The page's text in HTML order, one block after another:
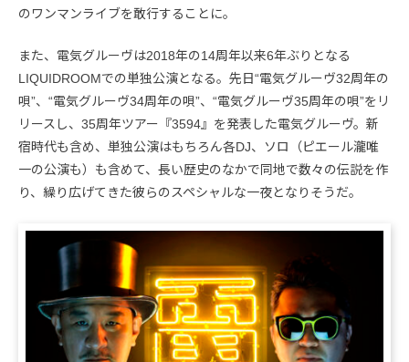
のワンマンライブを敢行することに。
また、電気グルーヴは2018年の14周年以来6年ぶりとなる
LIQUIDROOMでの単独公演となる。先日“電気グルーヴ32周年の
唄”、“電気グルーヴ34周年の唄”、“電気グルーヴ35周年の唄”をリ
リースし、35周年ツアー『3594』を発表した電気グルーヴ。新
宿時代も含め、単独公演はもちろん各DJ、ソロ（ピエール瀧唯
一の公演も）も含めて、長い歴史のなかで同地で数々の伝説を作
り、繰り広げてきた彼らのスペシャルな一夜となりそうだ。